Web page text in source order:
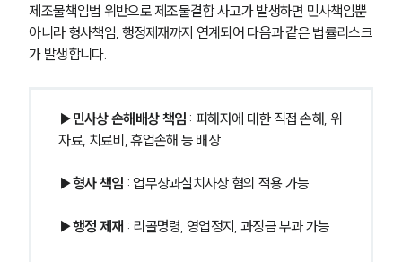
그룹소개
대륜의 강점
글로벌 파트너 로펌
고객의 소리
통합검색
INSIGHT
제조물책임법 위반으로 제조물결함 사고가 발생하면 민사책임뿐
아니라 형사책임, 행정제재까지 연계되어 다음과 같은 법률리스크
가 발생합니다.
▶민사상 손해배상 책임 : 피해자에 대한 직접 손해, 위
자료, 치료비, 휴업손해 등 배상
▶형사 책임 : 업무상과실치사상 혐의 적용 가능
▶행정 제재 : 리콜명령, 영업정지, 과징금 부과 가능